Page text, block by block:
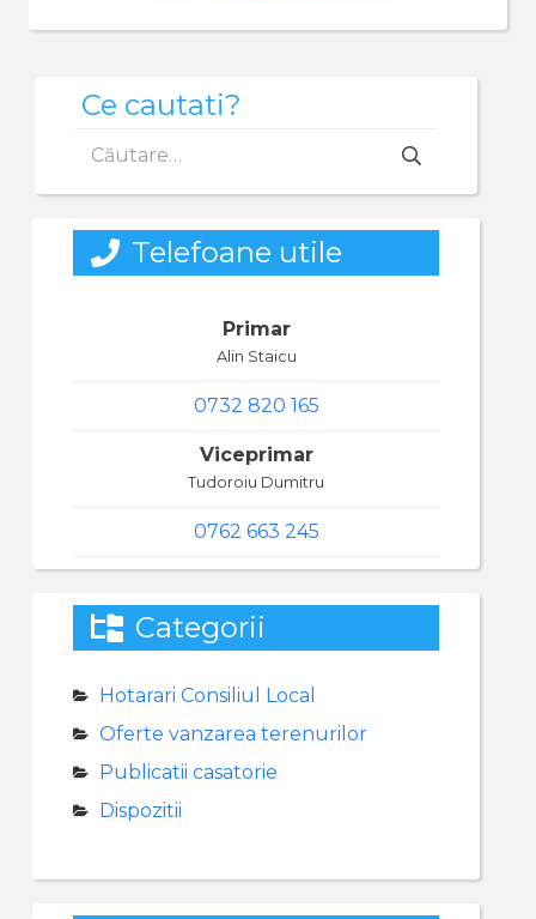
Ce cautati?
după:
Telefoane utile
Primar
Alin Staicu
0732 820 165
Viceprimar
Tudoroiu Dumitru
0762 663 245
Categorii
Hotarari Consiliul Local
Oferte vanzarea terenurilor
Publicatii casatorie
Dispozitii